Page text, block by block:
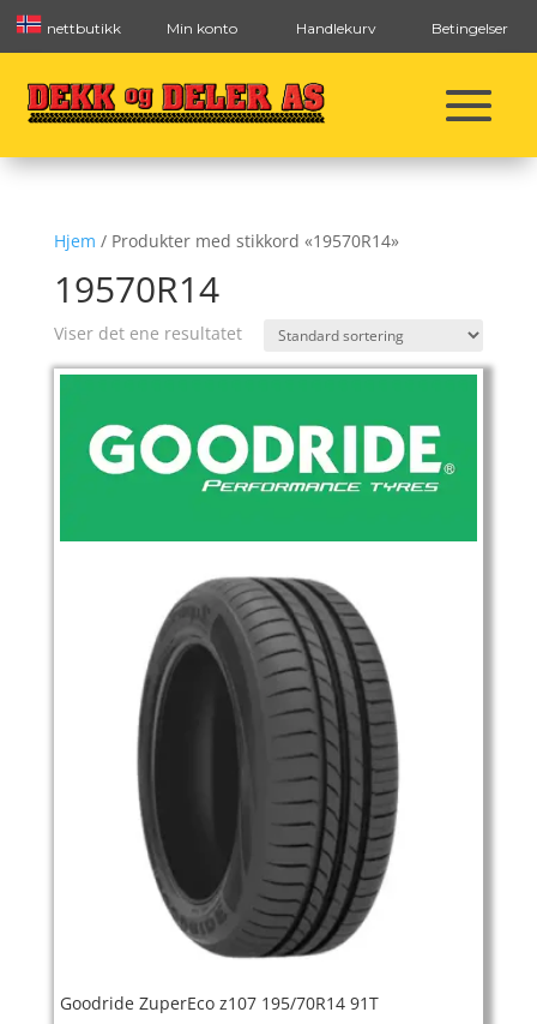
nettbutikk Min konto Handlekurv Betingelser
Hjem / Produkter med stikkord «19570R14»
19570R14
Viser det ene resultatet
Goodride ZuperEco z107 195/70R14 91T